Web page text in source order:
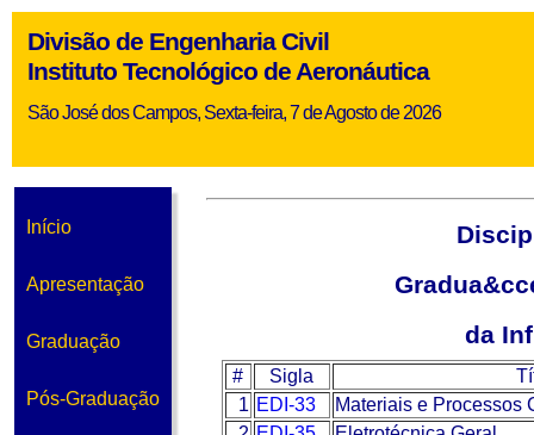
Divisão de Engenharia Civil
Instituto Tecnológico de Aeronáutica
São José dos Campos, Sexta-feira, 7 de Agosto de 2026
Início
Apresentação
Graduação
Pós-Graduação
da
# Sigla
1 EDI-33
Materiais e Processos